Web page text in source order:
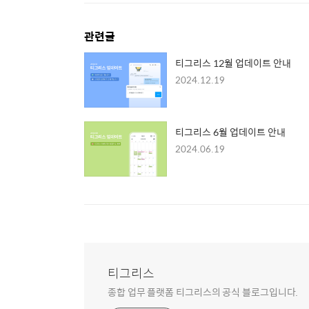
관련글
티그리스 12월 업데이트 안내
2024.12.19
티그리스 6월 업데이트 안내
2024.06.19
티그리스
종합 업무 플랫폼 티그리스의 공식 블로그입니다.